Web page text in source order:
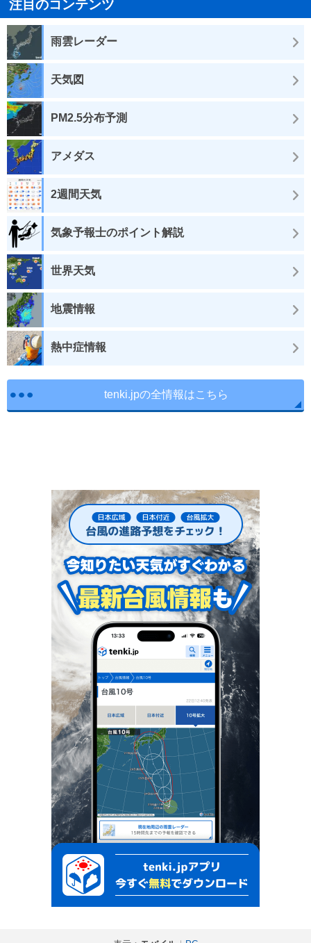
注目のコンテンツ
雨雲レーダー
天気図
PM2.5分布予測
アメダス
2週間天気
気象予報士のポイント解説
世界天気
地震情報
熱中症情報
tenki.jpの全情報はこちら